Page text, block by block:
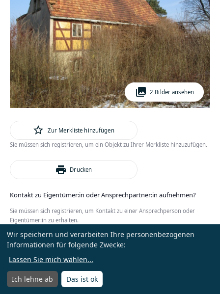
Menü öffnen
photo_library 2 Bilder ansehen
star_outline Zur Merkliste hinzufügen
Sie müssen sich registrieren, um ein Objekt zu Ihrer Merkliste hinzuzufügen.
print Drucken
Kontakt zu Eigentümer:in oder Ansprechpartner:in aufnehmen?
Sie müssen sich registrieren, um Kontakt zu einer Ansprechperson oder
Eigentümer:in zu erhalten.
Anmelden oder Kostenlos registrieren
Wir speichern und verarbeiten Ihre personenbezogenen
Informationen für folgende Zwecke:
Lassen Sie mich wählen...
Ich lehne ab Das ist ok